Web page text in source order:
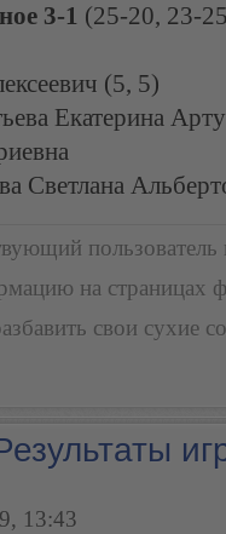
3-1 (25-20, 23-
(5, 5)
Екатерина
Светлана
пользователь
на страницах
свои сухие
13:43